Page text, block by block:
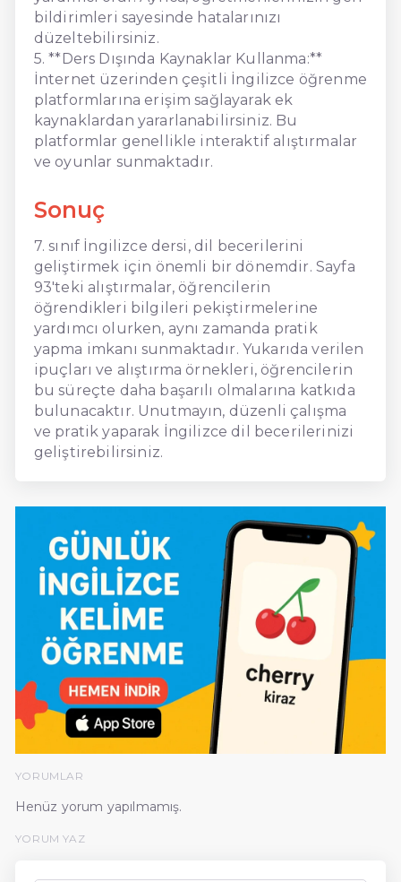
bildirimleri sayesinde hatalarınızı
düzeltebilirsiniz.
5. **Ders Dışında Kaynaklar Kullanma:**
İnternet üzerinden çeşitli İngilizce öğrenme
platformlarına erişim sağlayarak ek
kaynaklardan yararlanabilirsiniz. Bu
platformlar genellikle interaktif alıştırmalar
ve oyunlar sunmaktadır.
Sonuç
7. sınıf İngilizce dersi, dil becerilerini
geliştirmek için önemli bir dönemdir. Sayfa
93'teki alıştırmalar, öğrencilerin
öğrendikleri bilgileri pekiştirmelerine
yardımcı olurken, aynı zamanda pratik
yapma imkanı sunmaktadır. Yukarıda verilen
ipuçları ve alıştırma örnekleri, öğrencilerin
bu süreçte daha başarılı olmalarına katkıda
bulunacaktır. Unutmayın, düzenli çalışma
ve pratik yaparak İngilizce dil becerilerinizi
geliştirebilirsiniz.
YORUMLAR
Henüz yorum yapılmamış.
YORUM YAZ